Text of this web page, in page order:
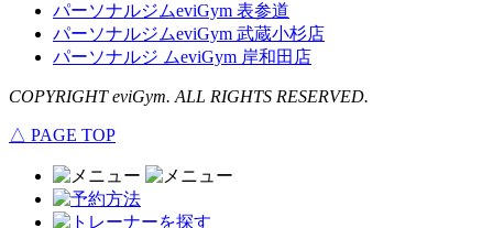
パーソナルジムeviGym 表参道
パーソナルジムeviGym 武蔵小杉店
パーソナルジ ムeviGym 岸和田店
COPYRIGHT eviGym. ALL RIGHTS RESERVED.
△ PAGE TOP